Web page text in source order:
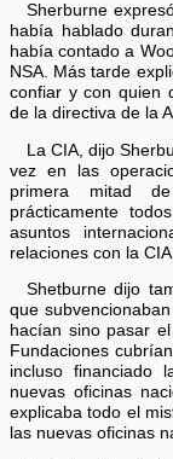
Sherburne
había hablado
había contado a
NSA. Más tarde
confiar y con quien
de la directiva de la
La CIA, dijo
vez en las
primera mitad
prácticamente
asuntos
relaciones con la
Shetburne dijo
que
hacían sino pasar
Fundaciones
incluso financiado
nuevas oficinas
explicaba todo el
las nuevas oficinas